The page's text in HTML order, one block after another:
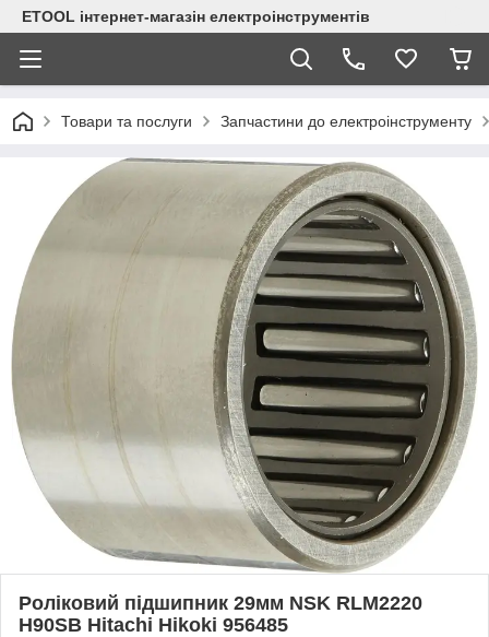
ETOOL інтернет-магазін електроінструментів
Товари та послуги Запчастини до електроінструменту
Роліковий підшипник 29мм NSK RLM2220
H90SB Hitachi Hikoki 956485